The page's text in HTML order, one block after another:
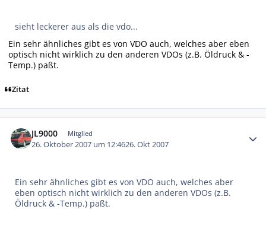
sieht leckerer aus als die vdo...
Ein sehr ähnliches gibt es von VDO auch, welches aber eben
optisch nicht wirklich zu den anderen VDOs (z.B. Öldruck & -
Temp.) paßt.
Zitat
JL9000 Mitglied
26. Oktober 2007 um 12:4626. Okt 2007
Ein sehr ähnliches gibt es von VDO auch, welches aber
eben optisch nicht wirklich zu den anderen VDOs (z.B.
Öldruck & -Temp.) paßt.